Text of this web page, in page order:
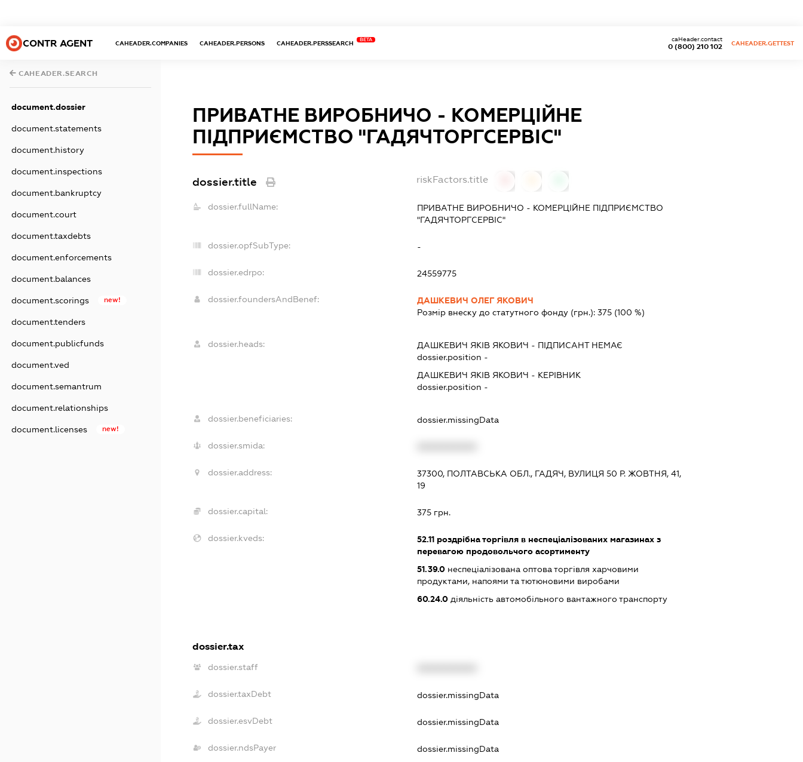
CONTR AGENT CAHEADER.COMPANIES CAHEADER.PERSONS CAHEADER.PERSSEARCH
BETA
0 (800) 210 102
caHeader.contact
CAHEADER.GETTEST
CAHEADER.SEARCH
document.dossier
document.statements
document.history
document.inspections
document.bankruptcy
document.court
document.taxdebts
document.enforcements
document.balances
document.scorings new!
document.tenders
document.publicfunds
document.ved
document.semantrum
document.relationships
document.licenses new!
ПРИВАТНЕ ВИРОБНИЧО - КОМЕРЦІЙНЕ
ПІДПРИЄМСТВО "ГАДЯЧТОРГСЕРВІС"
dossier.title riskFactors.title
dossier.fullName:
ПРИВАТНЕ ВИРОБНИЧО - КОМЕРЦІЙНЕ ПІДПРИЄМСТВО
"ГАДЯЧТОРГСЕРВІС"
dossier.opfSubType: -
dossier.edrpo: 24559775
dossier.foundersAndBenef:
ДАШКЕВИЧ ОЛЕГ ЯКОВИЧ
Розмір внеску до статутного фонду (грн.): 375(100 %)
dossier.heads: ДАШКЕВИЧ ЯКІВ ЯКОВИЧ - ПІДПИСАНТНЕМАЄ
dossier.position -
ДАШКЕВИЧ ЯКІВ ЯКОВИЧ - КЕРІВНИК
dossier.position -
dossier.beneficiaries: dossier.missingData
dossier.smida:
dossier.address:
37300, ПОЛТАВСЬКА ОБЛ., ГАДЯЧ, ВУЛИЦЯ 50 Р. ЖОВТНЯ, 41,
19
dossier.capital: 375 грн.
dossier.kveds: 52.11роздрібна торгівля в неспеціалізованих магазинах з
перевагою продовольчого асортименту
51.39.0неспеціалізована оптова торгівля харчовими
продуктами, напоями та тютюновими виробами
60.24.0діяльність автомобільного вантажного транспорту
dossier.tax
dossier.staff
dossier.taxDebt dossier.missingData
dossier.esvDebt dossier.missingData
dossier.ndsPayer dossier.missingData